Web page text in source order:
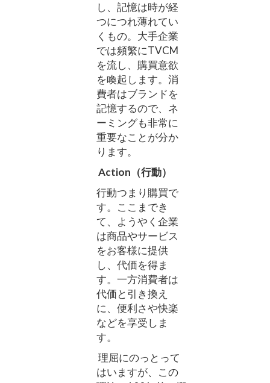
し、記憶は時が経
つにつれ薄れてい
くもの。大手企業
では頻繁にTVCM
を流し、購買意欲
を喚起します。消
費者はブランドを
記憶するので、ネ
ーミングも非常に
重要なことが分か
ります。
Action（行動）
行動つまり購買で
す。ここまでき
て、ようやく企業
は商品やサービス
をお客様に提供
し、代価を得ま
す。一方消費者は
代価と引き換え
に、便利さや快楽
などを享受しま
す。
理屈にのっとって
はいますが、この